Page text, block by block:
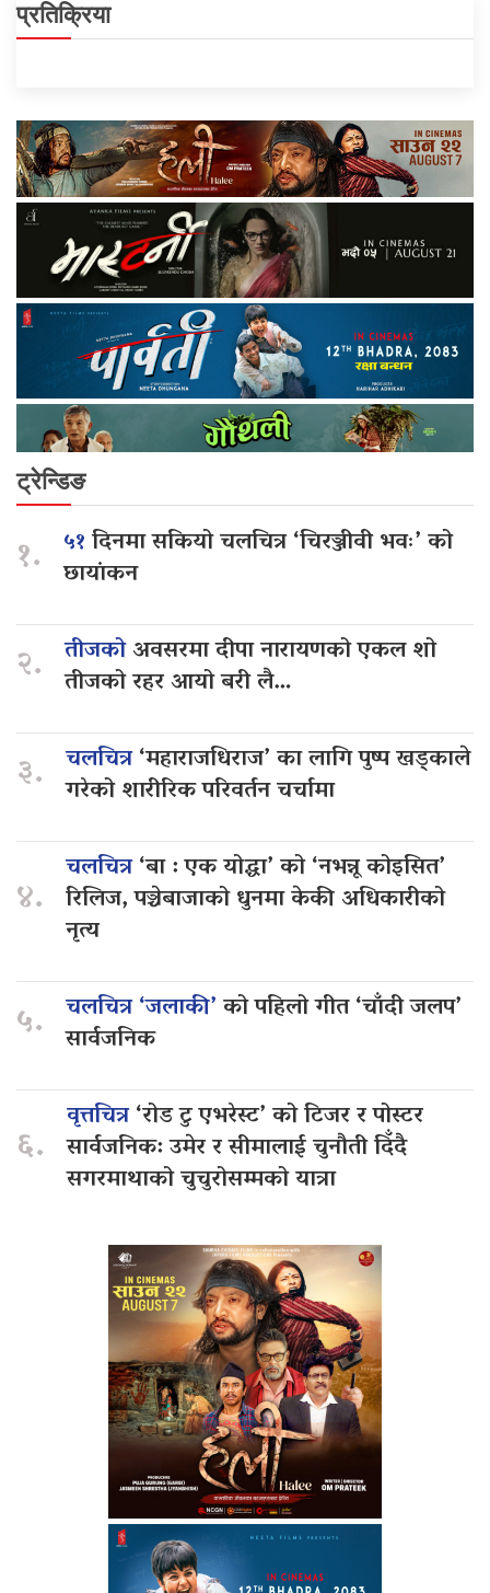
प्रतिक्रिया
ट्रेन्डिङ
१. ५१दिनमा सकियो चलचित्र ‘चिरञ्जीवी भवः’ को
छायांकन
२. तीजकोअवसरमा दीपा नारायणको एकल शो
तीजको रहर आयो बरी लै…
३. चलचित्र‘महाराजधिराज’ का लागि पुष्प खड्काले
गरेको शारीरिक परिवर्तन चर्चामा
४.
चलचित्र‘बा : एक योद्धा’ को ‘नभन्नू कोइसित’
रिलिज, पञ्चेबाजाको धुनमा केकी अधिकारीको
नृत्य
५. चलचित्र ‘जलाकी’को पहिलो गीत ‘चाँदी जलप’
सार्वजनिक
६.
वृत्तचित्र‘रोड टु एभरेस्ट’ को टिजर र पोस्टर
सार्वजनिक: उमेर र सीमालाई चुनौती दिँदै
सगरमाथाको चुचुरोसम्मको यात्रा